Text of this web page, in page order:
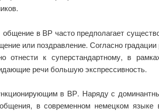
в ВР часто предполагает
или поздравление. Согласно градации
к суперстандартному, в
речи большую экспрессивность.
в ВР. Наряду с
в современном немецком языке